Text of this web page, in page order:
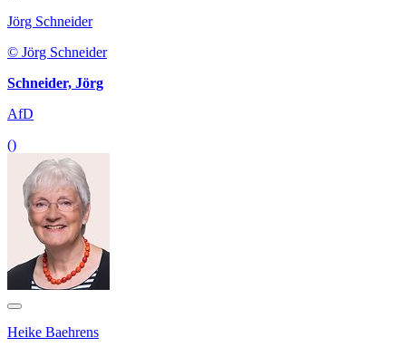
Jörg Schneider
© Jörg Schneider
Schneider, Jörg
AfD
()
Heike Baehrens